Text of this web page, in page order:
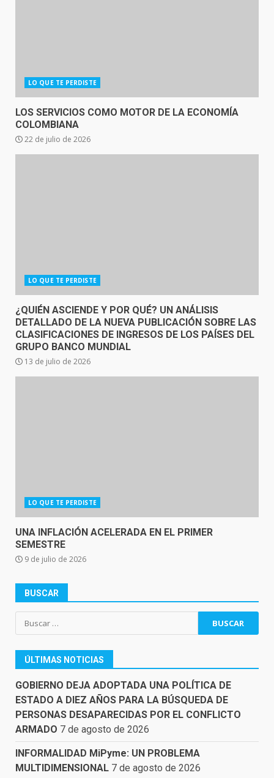
LO QUE TE PERDISTE
LOS SERVICIOS COMO MOTOR DE LA ECONOMÍA
COLOMBIANA
22 de julio de 2026
LO QUE TE PERDISTE
¿QUIÉN ASCIENDE Y POR QUÉ? UN ANÁLISIS
DETALLADO DE LA NUEVA PUBLICACIÓN SOBRE LAS
CLASIFICACIONES DE INGRESOS DE LOS PAÍSES DEL
GRUPO BANCO MUNDIAL
13 de julio de 2026
LO QUE TE PERDISTE
UNA INFLACIÓN ACELERADA EN EL PRIMER
SEMESTRE
9 de julio de 2026
BUSCAR
Buscar:
ÚLTIMAS NOTICIAS
GOBIERNO DEJA ADOPTADA UNA POLÍTICA DE
ESTADO A DIEZ AÑOS PARA LA BÚSQUEDA DE
PERSONAS DESAPARECIDAS POR EL CONFLICTO
ARMADO 7 de agosto de 2026
INFORMALIDAD MiPyme: UN PROBLEMA
MULTIDIMENSIONAL 7 de agosto de 2026